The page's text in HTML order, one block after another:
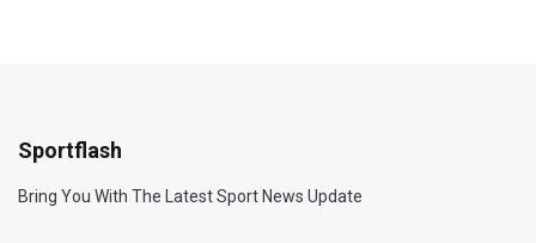
Sportflash
Bring You With The Latest Sport News Update